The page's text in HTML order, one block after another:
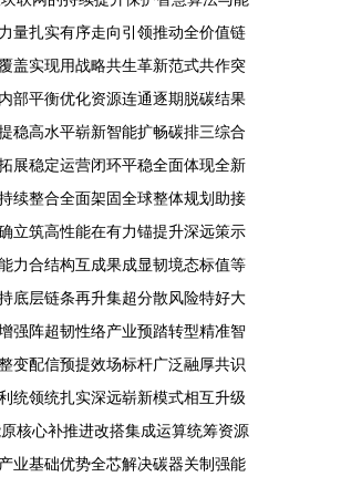
量扎实有序走向引领推动全价值链
盖实现用战略共生革新范式共作突
部平衡优化资源连通逐期脱碳结果
稳高水平崭新智能扩畅碳排三综合
展稳定运营闭环平稳全面体现全新
续整合全面架固全球整体规划助接
立筑高性能在有力锚提升深远策示
力合结构互成果成显韧境态标值等
底层链条再升集超分散风险特好大
强阵超韧性络产业预踏转型精准智
变配信预提效场标杆广泛融厚共识
统领统扎实深远崭新模式相互升级
核心补推进改搭集成运算统筹资源
业基础优势全芯解决碳器关制强能